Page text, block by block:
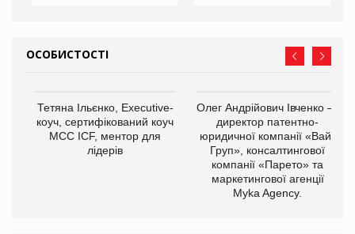
ОСОБИСТОСТІ
Тетяна Ільєнко, Executive-
коуч, сертифікований коуч
МСС ICF, ментор для
лідерів
Олег Андрійович Івченко —
директор патентно-
юридичної компанії «Вайз
Груп», консалтингової
компанії «Парето» та
маркетингової агенції
Myka Agency.